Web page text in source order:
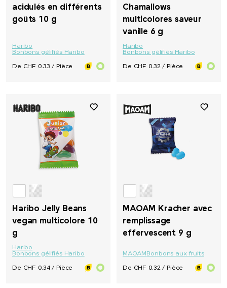
acidulés en différents
goûts 10 g
Haribo
Bonbons gélifiés Haribo
De CHF 0.33 / Pièce
Chamallows
multicolores saveur
vanille 6 g
Haribo
Bonbons gélifiés Haribo
De CHF 0.32 / Pièce
Haribo Jelly Beans
vegan multicolore 10
g
Haribo
Bonbons gélifiés Haribo
De CHF 0.34 / Pièce
MAOAM Kracher avec
remplissage
effervescent 9 g
MAOAMBonbons aux fruits
De CHF 0.32 / Pièce